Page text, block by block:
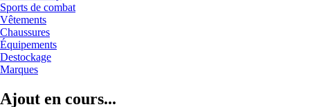
Sports de combat
Vêtements
Chaussures
Équipements
Destockage
Marques
Ajout en cours...